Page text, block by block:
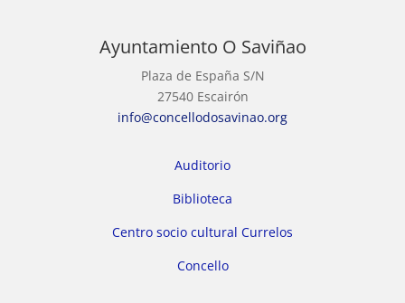
Ayuntamiento O Saviñao
Plaza de España S/N
27540 Escairón
info@concellodosavinao.org
Auditorio
Biblioteca
Centro socio cultural Currelos
Concello